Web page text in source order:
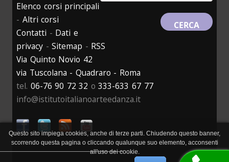
Elenco corsi principali
- Altri corsi
Contatti - Dati e
privacy -Sitemap - RSS
Via Quinto Novio 42
via Tuscolana - Quadraro - Roma
tel. 06-76 90 72 32 o333-633 67 77
info@istitutoitalianoarteedanza.it
Questo sito impiega cookies, anche di terze parti. Chiudendo questo banner,
scorrendo questa pagina o cliccando qualunque suo elemento, acconsenti
all'uso dei cookie.